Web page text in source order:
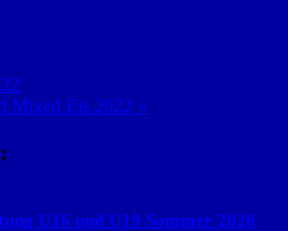
Mixed Eis 2022 »
U16 und U19 Sommer 2026